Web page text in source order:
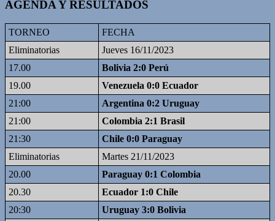
AGENDA Y RESULTADOS
TORNEO
FECHA
Eliminatorias
Jueves 16/11/2023
17.00
Bolivia 2:0 Perú
19.00
Venezuela 0:0 Ecuador
21:00
Argentina 0:2 Uruguay
21:00
Colombia 2:1 Brasil
21:30
Chile 0:0 Paraguay
Eliminatorias
Martes 21/11/2023
20.00
Paraguay 0:1 Colombia
20.30
Ecuador 1:0 Chile
20:30
Uruguay 3:0 Bolivia